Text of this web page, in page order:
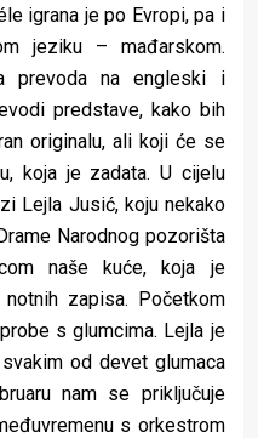
igrana je po Evropi, pa i
jeziku – mađarskom.
prevoda na engleski i
predstave, kako bih
originalu, ali koji će se
koja je zadata. U cijelu
Lejla Jusić, koju nekako
Narodnog pozorišta
naše kuće, koja je
zapisa. Početkom
s glumcima. Lejla je
od devet glumaca
nam se priključuje
s orkestrom